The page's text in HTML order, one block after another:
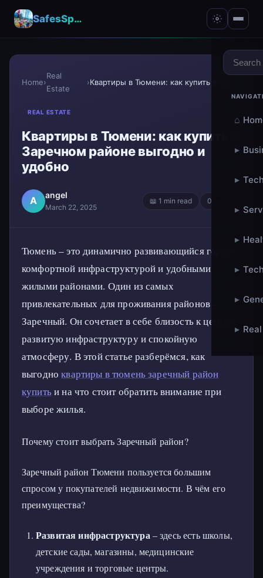
SafesSpace – A Secure Place for Growth & Support
⌂
▸
▸
▸
▸
▸
▸
▸
Home›
Real
Estate
›
REAL ESTATE
Квартиры в Тюмени: как купить в
Заречном районе выгодно и
удобно
A angel
March 22, 2025
📖 1 min read 0 words
Тюмень – это динамично развивающийся город с
комфортной инфраструктурой и удобными
жилыми районами. Один из самых
привлекательных для проживания районов –
Заречный. Он сочетает в себе близость к центру,
развитую инфраструктуру и спокойную
атмосферу. В этой статье разберёмся, как
выгодноквартиры в тюмень заречный район
купитьи на что стоит обратить внимание при
выборе жилья.
Почему стоит выбрать Заречный район?
Заречный район Тюмени пользуется большим
спросом у покупателей недвижимости. В чём его
преимущества?
Развитая инфраструктура – здесь есть школы,
детские сады, магазины, медицинские
учреждения и торговые центры.